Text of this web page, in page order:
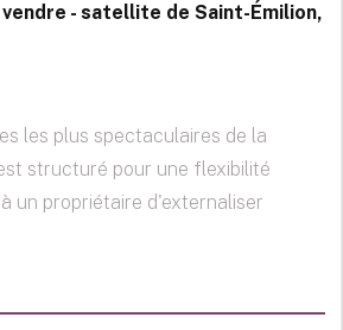
- satellite de Saint-Émilion,
les plus spectaculaires de la
structuré pour une flexibilité
un propriétaire d'externaliser